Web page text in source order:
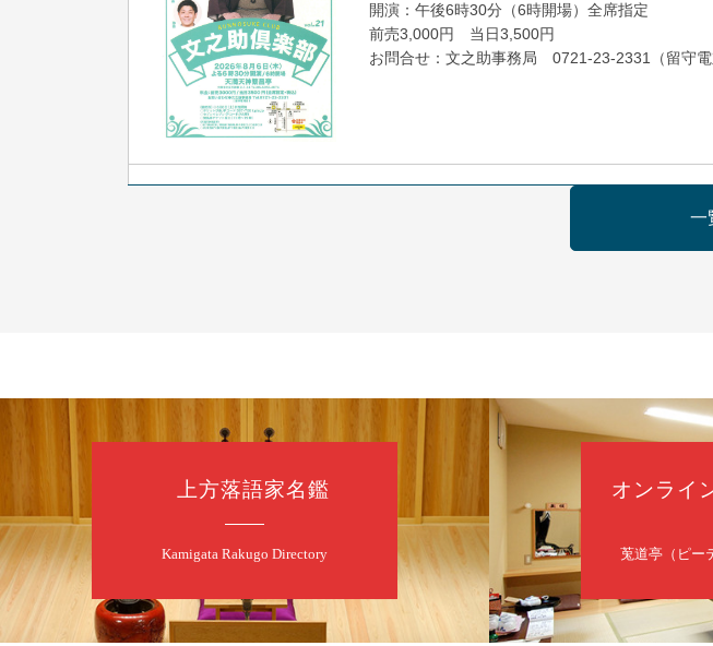
開演：午後6時30分（6時開場）全席指定
前売3,000円 当日3,500円
お問合せ：文之助事務局 0721-23-2331（留守電
落語と日本舞踊の会 あわよか連
昼 7 日（金）
昼席：番組案内
桂二豆／露の瑞／桂きん太郎／いわみせいじ（
★菟道亭 配信あり
一
上方落語家名鑑
Kamigata Rakugo Directory
オンライ
莵道亭（ピー